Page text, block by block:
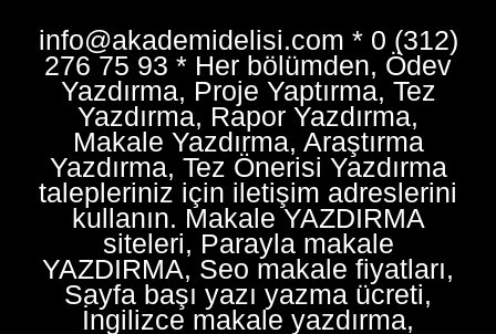
info@akademidelisi.com * 0 (312)
276 75 93 * Her bölümden, Ödev
Yazdırma, Proje Yaptırma, Tez
Yazdırma, Rapor Yazdırma,
Makale Yazdırma, Araştırma
Yazdırma, Tez Önerisi Yazdırma
talepleriniz için iletişim adreslerini
kullanın. Makale YAZDIRMA
siteleri, Parayla makale
YAZDIRMA, Seo makale fiyatları,
Sayfa başı yazı yazma ücreti,
İngilizce makale yazdırma,